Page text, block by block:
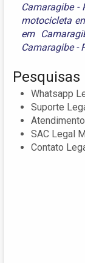
Camaragibe -
motocicleta
em
Camaragibe -
Pesquisas
Whatsapp
Suporte
SAC Legal
Contato